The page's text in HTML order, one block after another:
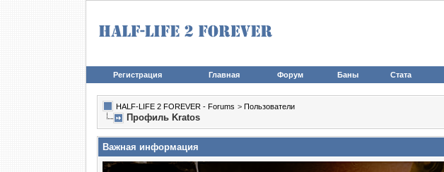
Регистрация Главная Форум Баны Стата
HALF-LIFE 2 FOREVER - Forums > Пользователи
Профиль Kratos
Важная информация